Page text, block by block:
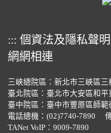
::: 個資法及隱私聲明
網網相連
三峽總院區：新北市三峽區三
臺北院區：臺北市大安區和平
臺中院區：臺中市豐原區師範
電話總機： (02)7740-7890
TANet VoIP：9009-7890